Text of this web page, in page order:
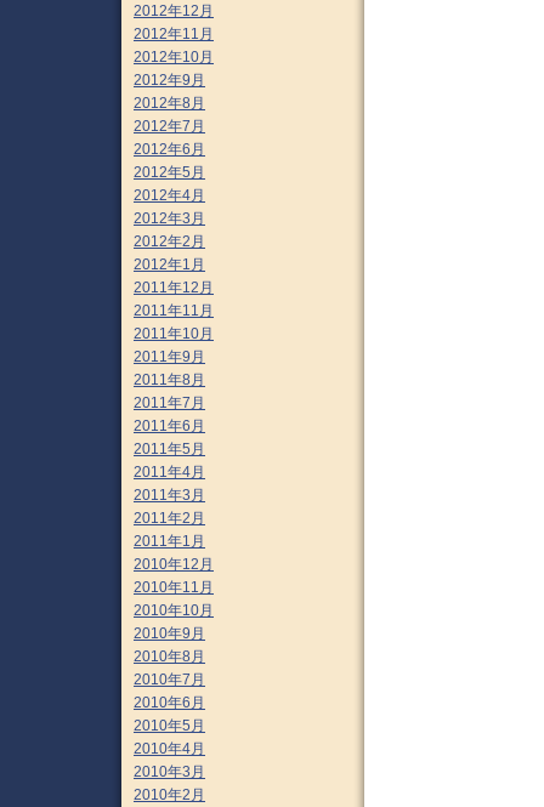
2012年12月
2012年11月
2012年10月
2012年9月
2012年8月
2012年7月
2012年6月
2012年5月
2012年4月
2012年3月
2012年2月
2012年1月
2011年12月
2011年11月
2011年10月
2011年9月
2011年8月
2011年7月
2011年6月
2011年5月
2011年4月
2011年3月
2011年2月
2011年1月
2010年12月
2010年11月
2010年10月
2010年9月
2010年8月
2010年7月
2010年6月
2010年5月
2010年4月
2010年3月
2010年2月